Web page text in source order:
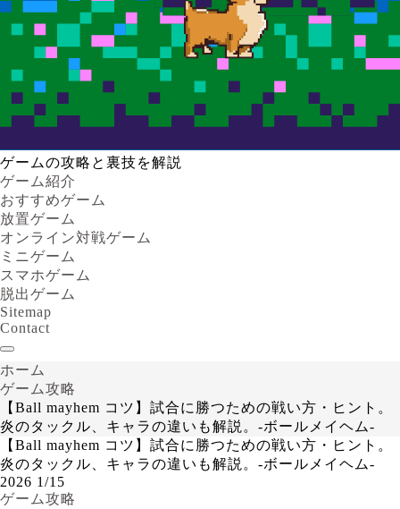
ゲームの攻略と裏技を解説
ゲーム紹介
おすすめゲーム
放置ゲーム
オンライン対戦ゲーム
ミニゲーム
スマホゲーム
脱出ゲーム
Sitemap
Contact
ホーム
ゲーム攻略
【Ball mayhem コツ】試合に勝つための戦い方・ヒント。
炎のタックル、キャラの違いも解説。-ボールメイヘム-
【Ball mayhem コツ】試合に勝つための戦い方・ヒント。
炎のタックル、キャラの違いも解説。-ボールメイヘム-
2026 1/15
ゲーム攻略